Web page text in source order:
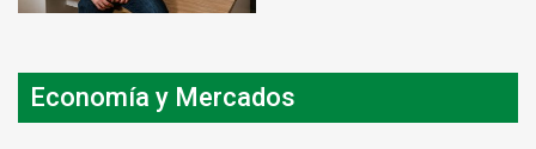
Economía y Mercados